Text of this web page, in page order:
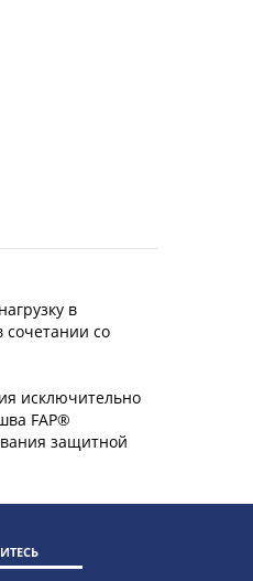
в
сочетании со
исключительно
FAP®
защитной